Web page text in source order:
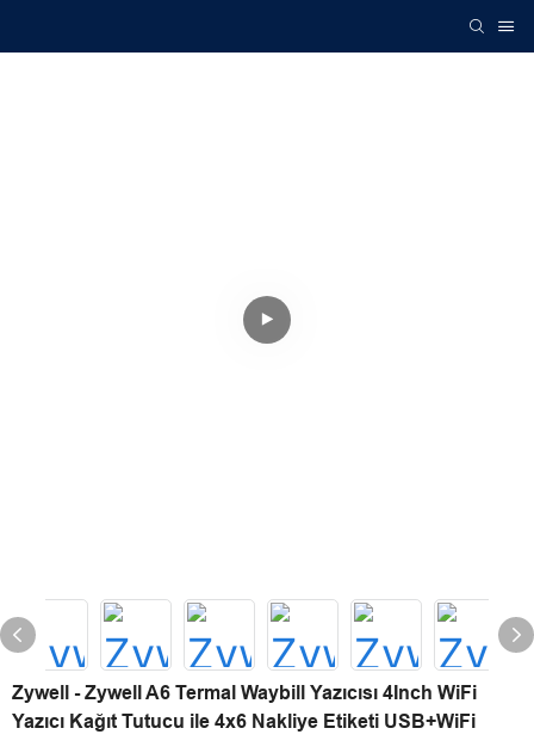
Zywell - Zywell A6 Termal Waybill Yazıcısı 4Inch WiFi
Yazıcı Kağıt Tutucu ile 4x6 Nakliye Etiketi USB+WiFi